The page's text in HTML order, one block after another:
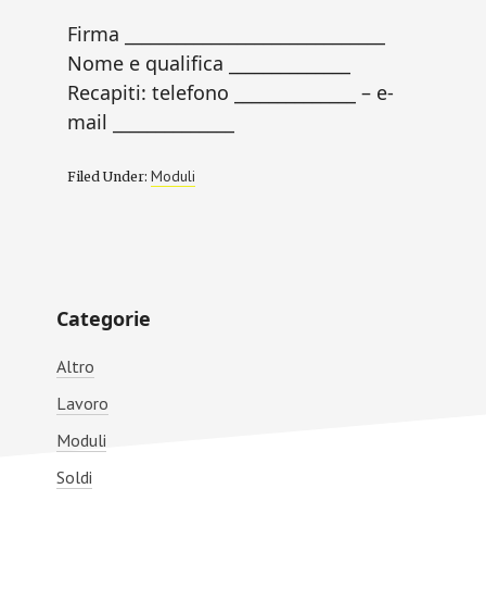
Firma ______________________________
Nome e qualifica ______________
Recapiti: telefono ______________ – e-
mail ______________
Filed Under: Moduli
Primary
Sidebar
Categorie
Altro
Lavoro
Moduli
Soldi